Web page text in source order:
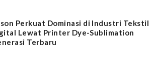
Perkuat Dominasi di Industri Tekstil
Lewat Printer Dye-Sublimation
Terbaru